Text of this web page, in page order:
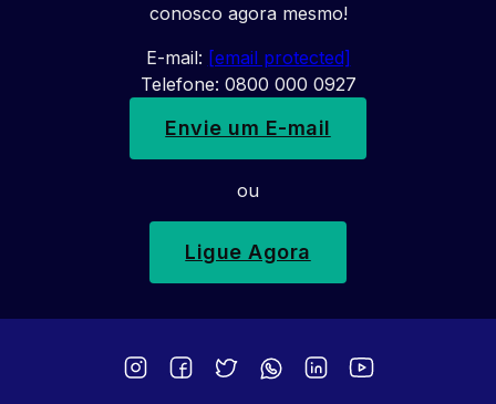
conosco agora mesmo!
E-mail: [email protected]
Telefone: 0800 000 0927
Envie um E-mail
ou
Ligue Agora